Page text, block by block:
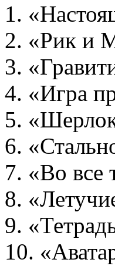
1.
2. «Рик и
3.
4. «Игра
5.
6.
7. «Во все
8.
9.
10.